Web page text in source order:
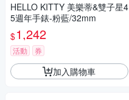
HELLO KITTY 美樂蒂&雙子星4
5週年手錶-粉藍/32mm
$1,242
活動 券
加入購物車